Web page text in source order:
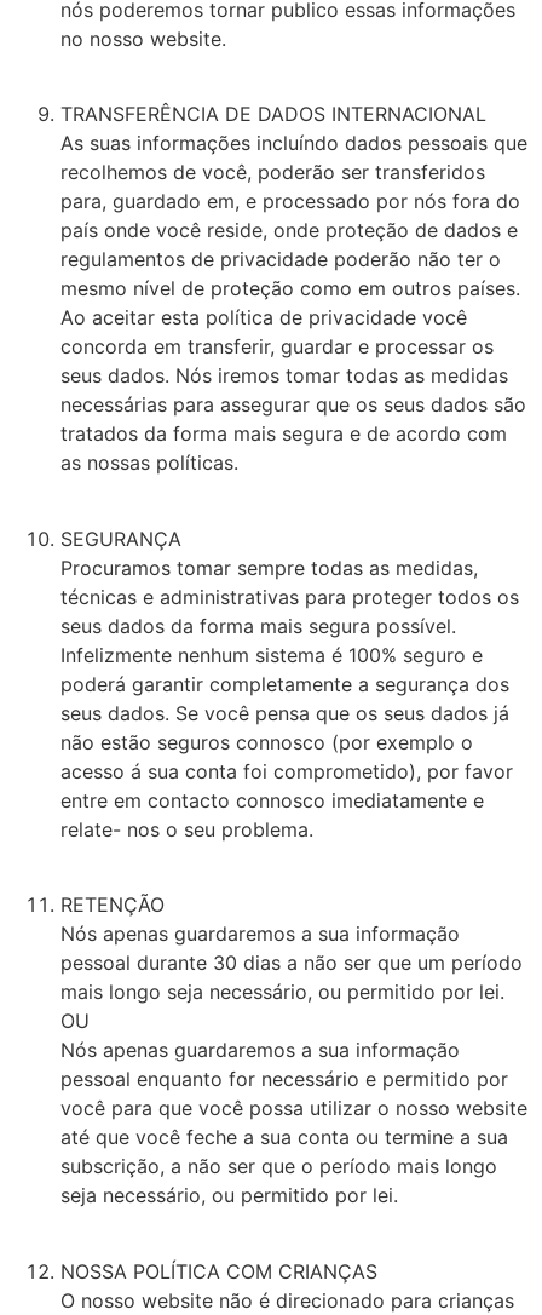
nós poderemos tornar publico essas informações
no nosso website.
TRANSFERÊNCIA DE DADOS INTERNACIONAL
As suas informações incluíndo dados pessoais que
recolhemos de você, poderão ser transferidos
para, guardado em, e processado por nós fora do
país onde você reside, onde proteção de dados e
regulamentos de privacidade poderão não ter o
mesmo nível de proteção como em outros países.
Ao aceitar esta política de privacidade você
concorda em transferir, guardar e processar os
seus dados. Nós iremos tomar todas as medidas
necessárias para assegurar que os seus dados são
tratados da forma mais segura e de acordo com
as nossas políticas.
SEGURANÇA
Procuramos tomar sempre todas as medidas,
técnicas e administrativas para proteger todos os
seus dados da forma mais segura possível.
Infelizmente nenhum sistema é 100% seguro e
poderá garantir completamente a segurança dos
seus dados. Se você pensa que os seus dados já
não estão seguros connosco (por exemplo o
acesso á sua conta foi comprometido), por favor
entre em contacto connosco imediatamente e
relate- nos o seu problema.
RETENÇÃO
Nós apenas guardaremos a sua informação
pessoal durante 30 dias a não ser que um período
mais longo seja necessário, ou permitido por lei.
OU
Nós apenas guardaremos a sua informação
pessoal enquanto for necessário e permitido por
você para que você possa utilizar o nosso website
até que você feche a sua conta ou termine a sua
subscrição, a não ser que o período mais longo
seja necessário, ou permitido por lei.
NOSSA POLÍTICA COM CRIANÇAS
O nosso website não é direcionado para crianças